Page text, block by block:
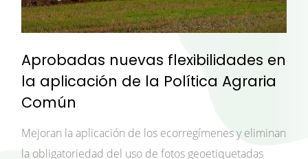
Aprobadas nuevas flexibilidades en
la aplicación de la Política Agraria
Común
Mejoran la aplicación de los ecorregímenes y eliminan
la obligatoriedad del uso de fotos geoetiquetadas